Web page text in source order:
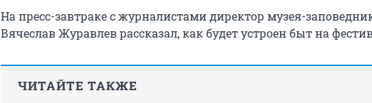
На пресс-завтраке с журналистами директор музея-
Вячеслав Журавлев рассказал, как будет устроен быт на
ЧИТАЙТЕ ТАКЖЕ